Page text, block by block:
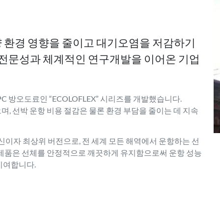
경 영향을 줄이고 대기오염을 저감하기
문성과 체계적인 연구개발을 이어온 기업
방오도료인 “ECOLOFLEX” 시리즈를 개발했습니다.
, 선박 운항 비용 절감은 물론 환경 부담을 줄이는 데 지속
이자 최상위 버전으로, 전 세계 모든 해역에서 운항하는 선
품은 선체를 안정적으로 깨끗하게 유지함으로써 운항 성능
여합니다.